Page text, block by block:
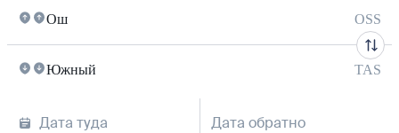
Ош OSS
Южный TAS
Дата туда Дата обратно